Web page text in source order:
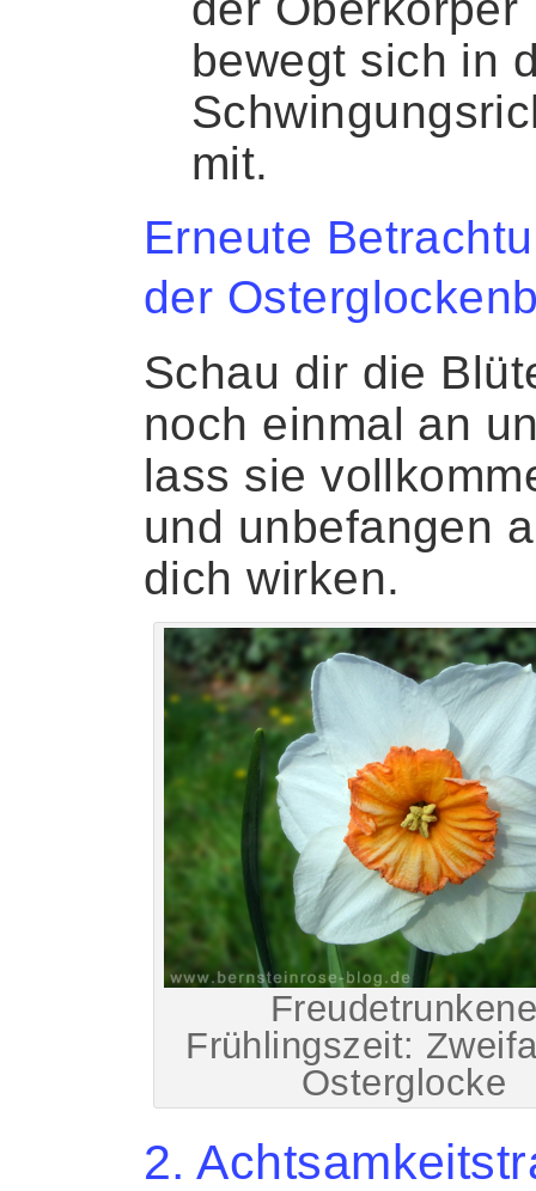
bewegt sich in
mit.
Erneute
der
Schau dir die
noch einmal an
lass sie
und unbefangen
dich wirken.
Frühlingszeit:
Osterglocke
2.